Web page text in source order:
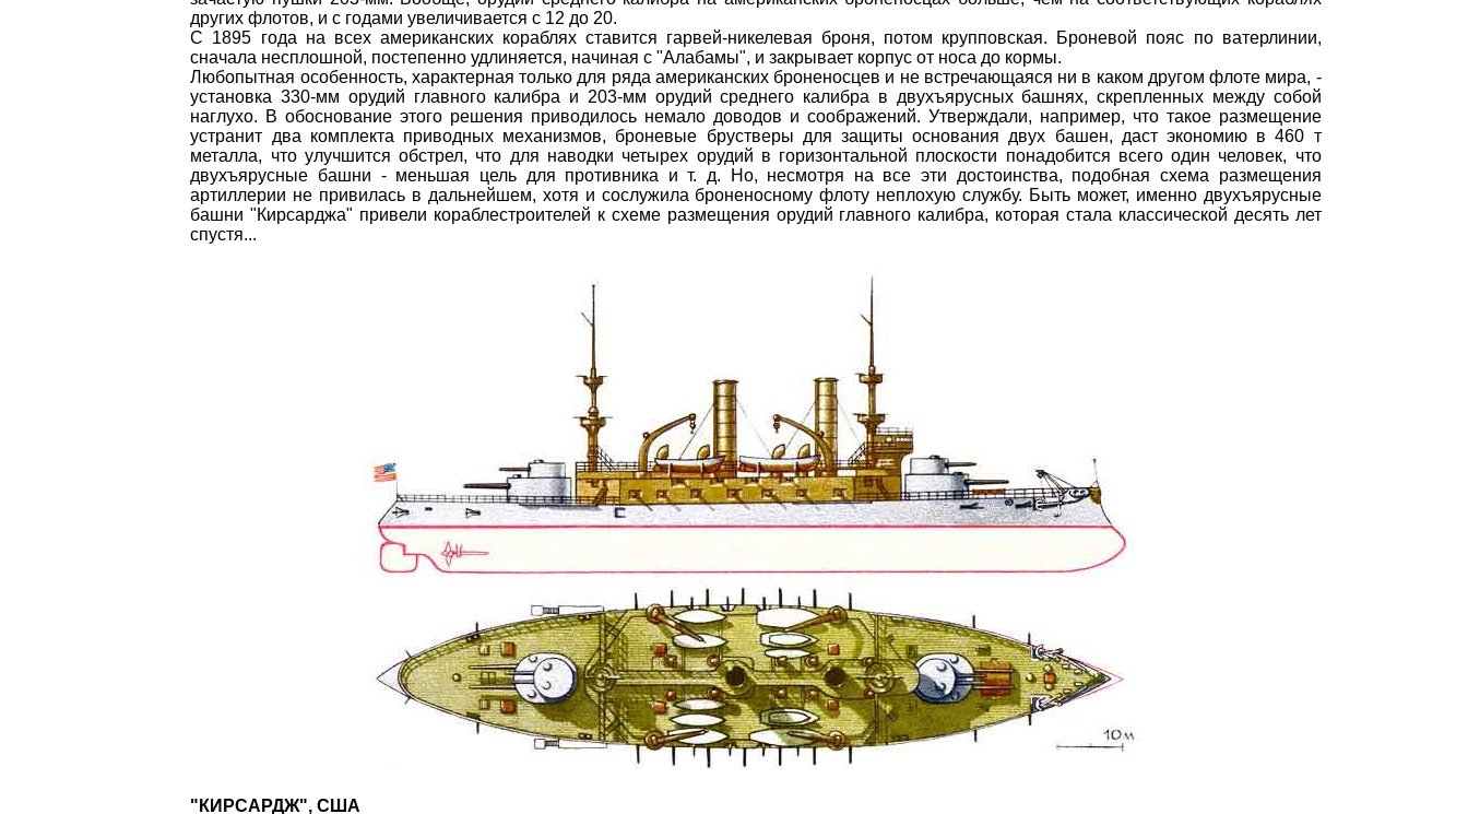
других флотов, и с годами увеличивается с 12 до 20.
С 1895 года на всех американских кораблях ставится гарвей-никелевая броня, потом крупповская. Броневой пояс по ватерлинии,
сначала несплошной, постепенно удлиняется, начиная с "Алабамы", и закрывает корпус от носа до кормы.
Любопытная особенность, характерная только для ряда американских броненосцев и не встречающаяся ни в каком другом флоте мира, -
установка 330-мм орудий главного калибра и 203-мм орудий среднего калибра в двухъярусных башнях, скрепленных между собой
наглухо. В обоснование этого решения приводилось немало доводов и соображений. Утверждали, например, что такое размещение
устранит два комплекта приводных механизмов, броневые брустверы для защиты основания двух башен, даст экономию в 460 т
металла, что улучшится обстрел, что для наводки четырех орудий в горизонтальной плоскости понадобится всего один человек, что
двухъярусные башни - меньшая цель для противника и т. д. Но, несмотря на все эти достоинства, подобная схема размещения
артиллерии не привилась в дальнейшем, хотя и сослужила броненосному флоту неплохую службу. Быть может, именно двухъярусные
башни "Кирсарджа" привели кораблестроителей к схеме размещения орудий главного калибра, которая стала классической десять лет
спустя...
"КИРСАРДЖ", США